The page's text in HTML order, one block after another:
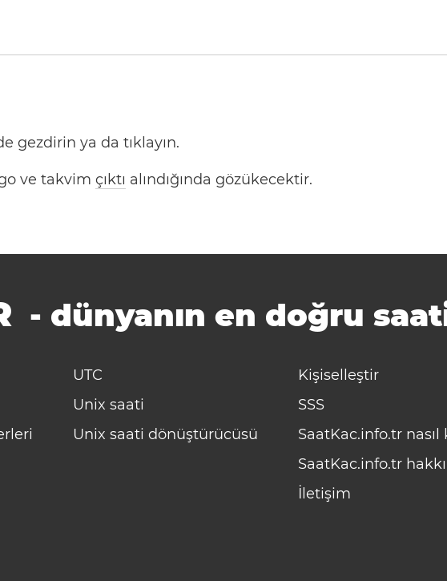
gezdirin ya da tıklayın.
ve takvimçıktı alındığında gözükecektir.
- dünyanın en doğru
UTC
Unix saati
Unix saati dönüştürücüsü
Kişiselleştir
SSS
SaatKac.info.tr nasıl
SaatKac.info.tr
İletişim